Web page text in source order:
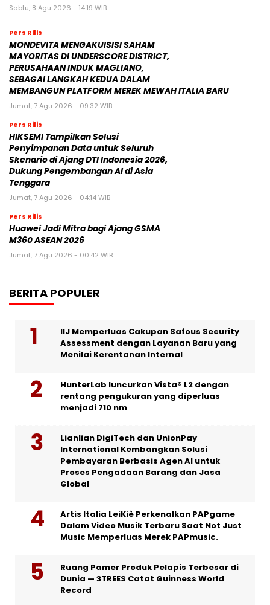
Sabtu, 8 Agu 2026 - 14:19 WIB
Pers Rilis
MONDEVITA MENGAKUISISI SAHAM
MAYORITAS DI UNDERSCORE DISTRICT,
PERUSAHAAN INDUK MAGLIANO,
SEBAGAI LANGKAH KEDUA DALAM
MEMBANGUN PLATFORM MEREK MEWAH ITALIA BARU
Jumat, 7 Agu 2026 - 09:32 WIB
Pers Rilis
HIKSEMI Tampilkan Solusi
Penyimpanan Data untuk Seluruh
Skenario di Ajang DTI Indonesia 2026,
Dukung Pengembangan AI di Asia
Tenggara
Jumat, 7 Agu 2026 - 04:14 WIB
Pers Rilis
Huawei Jadi Mitra bagi Ajang GSMA
M360 ASEAN 2026
Jumat, 7 Agu 2026 - 00:42 WIB
BERITA POPULER
IIJ Memperluas Cakupan Safous Security
Assessment dengan Layanan Baru yang
Menilai Kerentanan Internal
HunterLab luncurkan Vista® L2 dengan
rentang pengukuran yang diperluas
menjadi 710 nm
Lianlian DigiTech dan UnionPay
International Kembangkan Solusi
Pembayaran Berbasis Agen AI untuk
Proses Pengadaan Barang dan Jasa
Global
Artis Italia LeiKiè Perkenalkan PAPgame
Dalam Video Musik Terbaru Saat Not Just
Music Memperluas Merek PAPmusic.
Ruang Pamer Produk Pelapis Terbesar di
Dunia — 3TREES Catat Guinness World
Record